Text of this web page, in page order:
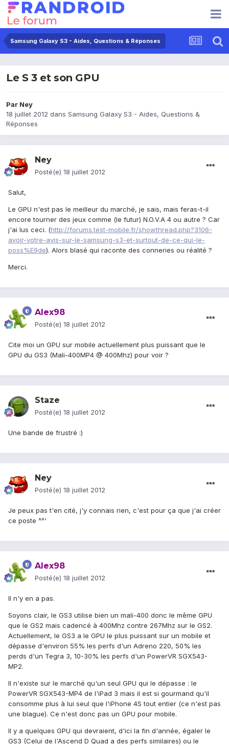
Samsung Galaxy S3 - Aides, Questions & Réponses
Le S 3 et son GPU
Par Ney
18 juillet 2012 dans Samsung Galaxy S3 - Aides, Questions &
Réponses
Ney
Posté(e) 18 juillet 2012
Salut,
Le GPU n'est pas le meilleur du marché, je sais, mais feras-t-il
encore tourner des jeux comme (le futur) N.O.V.A 4 ou autre ? Car
j'ai lus ceci. (http://forums.test-mobile.fr/showthread.php?3106-
avoir-votre-avis-sur-le-samsung-s3-et-surtout-de-ce-qui-le-
poss%E9de). Alors blasé qui raconte des conneries ou réalité ?
Merci.
Alex98
Posté(e) 18 juillet 2012
Cite moi un GPU sur mobile actuellement plus puissant que le
GPU du GS3 (Mali-400MP4 @ 400Mhz) pour voir ?
Staze
Posté(e) 18 juillet 2012
Une bande de frustré :)
Ney
Posté(e) 18 juillet 2012
Je peux pas t'en cité, j'y connais rien, c'est pour ça que j'ai créer
ce poste ^^'
Alex98
Posté(e) 18 juillet 2012
Il n'y en a pas.
Soyons clair, le GS3 utilise bien un mali-400 donc le même GPU
que le GS2 mais cadencé à 400Mhz contre 267Mhz sur le GS2.
Actuellement, le GS3 a le GPU le plus puissant sur un mobile et
dépasse d'environ 55% les perfs d'un Adreno 220, 50% les
perds d'un Tegra 3, 10-30% les perfs d'un PowerVR SGX543-
MP2.
Il n'existe sur le marché qu'un seul GPU qui le dépasse : le
PowerVR SGX543-MP4 de l'iPad 3 mais il est si gourmand qu'il
consomme plus à lui seul que l'iPhone 4S tout entier (ce n'est pas
une blague). Ce n'est donc pas un GPU pour mobile.
Il y a quelques GPU qui devraient, d'ici la fin d'année, égaler le
GS3 (Celui de l'Ascend D Quad a des perfs similaires) ou le